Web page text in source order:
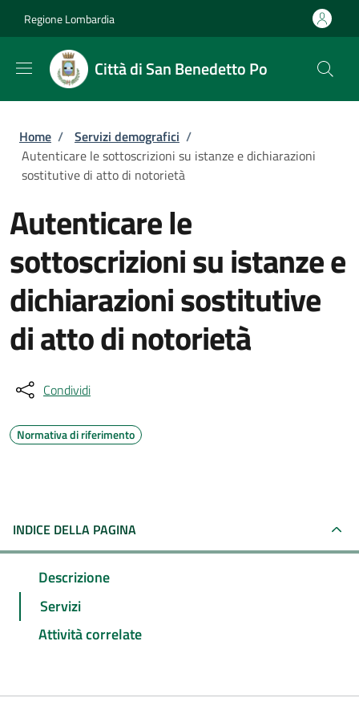
Regione Lombardia
Città di San Benedetto Po
Briciole di pane
Home / Servizi demografici /
Autenticare le sottoscrizioni su istanze e dichiarazioni
sostitutive di atto di notorietà
Autenticare le
sottoscrizioni su istanze e
dichiarazioni sostitutive
di atto di notorietà
Condividi
Normativa di riferimento
INDICE DELLA PAGINA
Descrizione
Servizi
Attività correlate